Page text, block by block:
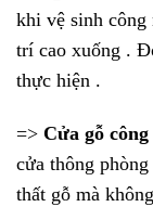
khi vệ sinh
trí cao xuống .
thực hiện .
=> Cửa gỗ
cửa thông
thất gỗ mà